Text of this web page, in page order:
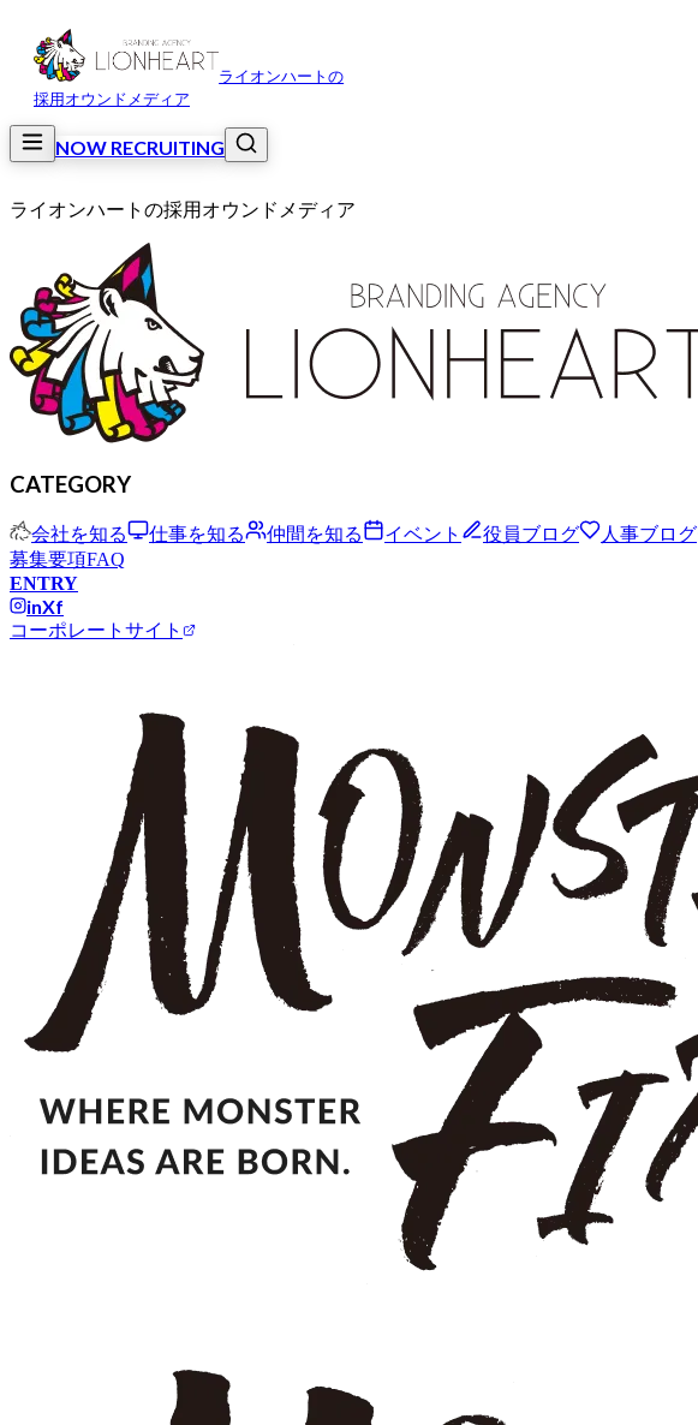
ライオンハートの
採用オウンドメディア
NOW RECRUITING
ライオンハートの採用オウンドメディア
CATEGORY
会社を知る 仕事を知る 仲間を知る イベント 役員ブログ 人事ブログ
募集要項FAQ
ENTRY
inXf
コーポレートサイト